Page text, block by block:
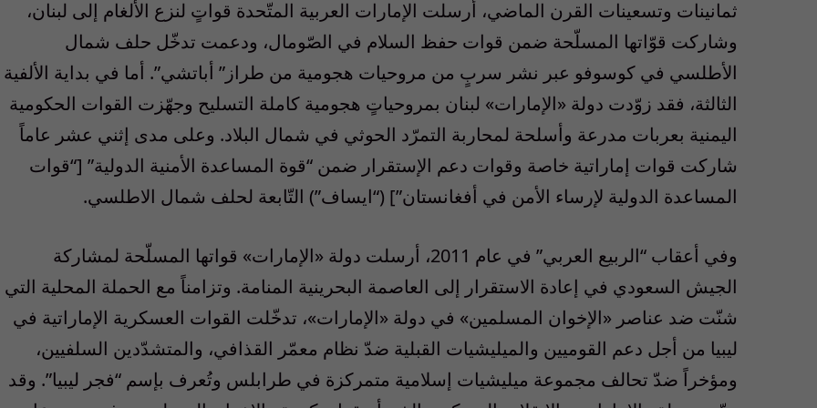
ثمانينات وتسعينات القرن الماضي، أرسلت الإمارات العربية المتّحدة قواتٍ لنزع الألغام إلى لبنان،
وشاركت قوّاتها المسلّحة ضمن قوات حفظ السلام في الصّومال، ودعمت تدخّل حلف شمال
الأطلسي في كوسوفو عبر نشر سربٍ من مروحيات هجومية من طراز” أباتشي”. أما في بداية الألفية
الثالثة، فقد زوّدت دولة «الإمارات» لبنان بمروحياتٍ هجومية كاملة التسليح وجهّزت القوات الحكومية
اليمنية بعربات مدرعة وأسلحة لمحاربة التمرّد الحوثي في شمال البلاد. وعلى مدى إثني عشر عاماً
شاركت قوات إماراتية خاصة وقوات دعم الإستقرار ضمن “قوة المساعدة الأمنية الدولية” [“قوات
المساعدة الدولية لإرساء الأمن في أفغانستان”] (“ايساف”) التّابعة لحلف شمال الاطلسي.
وفي أعقاب “الربيع العربي” في عام 2011، أرسلت دولة «الإمارات» قواتها المسلّحة لمشاركة
الجيش السعودي في إعادة الاستقرار إلى العاصمة البحرينية المنامة. وتزامناً مع الحملة المحلية التي
شنّت ضد عناصر «الإخوان المسلمين» في دولة «الإمارات»، تدخّلت القوات العسكرية الإماراتية في
ليبيا من أجل دعم القوميين والميليشيات القبلية ضدّ نظام معمّر القذافي، والمتشدّدين السلفيين،
ومؤخراً ضدّ تحالف مجموعة ميليشيات إسلامية متمركزة في طرابلس وتُعرف بإسم “فجر ليبيا”. وقد